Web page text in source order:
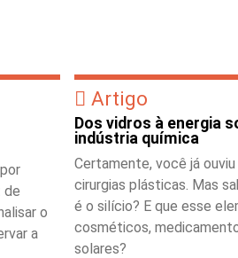
de
o
a
Artigo
Dos vidros à energia
indústria química
Certamente, você já
cirurgias plásticas. Mas
é o silício? E que esse
cosméticos,
solares?